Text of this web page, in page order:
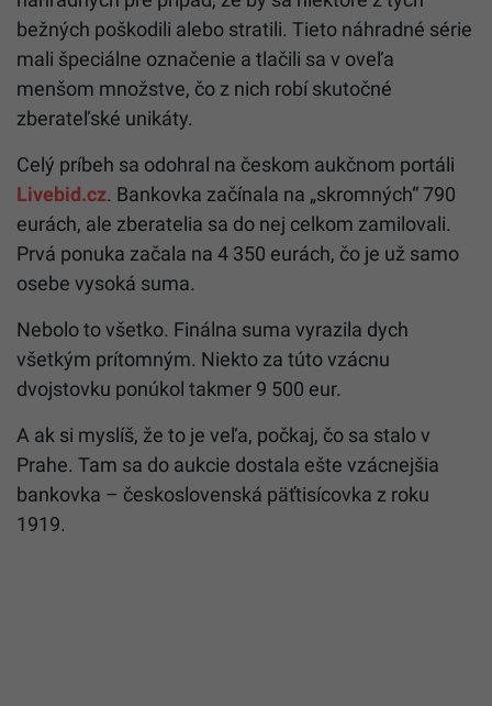
bežných poškodili alebo stratili. Tieto náhradné série
mali špeciálne označenie a tlačili sa v oveľa
menšom množstve, čo z nich robí skutočné
zberateľské unikáty.
Celý príbeh sa odohral na českom aukčnom portáli
Livebid.cz. Bankovka začínala na „skromných“ 790
eurách, ale zberatelia sa do nej celkom zamilovali.
Prvá ponuka začala na 4 350 eurách, čo je už samo
osebe vysoká suma.
Nebolo to všetko. Finálna suma vyrazila dych
všetkým prítomným. Niekto za túto vzácnu
dvojstovku ponúkol takmer 9 500 eur.
A ak si myslíš, že to je veľa, počkaj, čo sa stalo v
Prahe. Tam sa do aukcie dostala ešte vzácnejšia
bankovka – československá päťtisícovka z roku
1919.